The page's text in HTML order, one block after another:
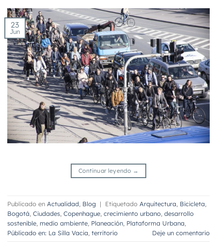
23
Jun
Continuar leyendo →
Publicado en Actualidad Blog | Etiquetado Arquitectura Bicicleta
Bogotá Ciudades Copenhague crecimiento urbano desarrollo
sostenible medio ambiente Planeación Plataforma Urbana
Públicado en: La Silla Vacia territorio Deje un comentario